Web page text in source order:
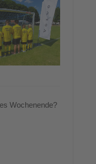
Wochenende?